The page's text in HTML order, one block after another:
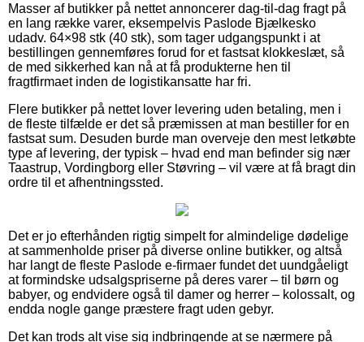
Masser af butikker på nettet annoncerer dag-til-dag fragt på
en lang række varer, eksempelvis Paslode Bjælkesko
udadv. 64×98 stk (40 stk), som tager udgangspunkt i at
bestillingen gennemføres forud for et fastsat klokkeslæt, så
de med sikkerhed kan nå at få produkterne hen til
fragtfirmaet inden de logistikansatte har fri.
Flere butikker på nettet lover levering uden betaling, men i
de fleste tilfælde er det så præmissen at man bestiller for en
fastsat sum. Desuden burde man overveje den mest letkøbte
type af levering, der typisk – hvad end man befinder sig nær
Taastrup, Vordingborg eller Støvring – vil være at få bragt din
ordre til et afhentningssted.
Det er jo efterhånden rigtig simpelt for almindelige dødelige
at sammenholde priser på diverse online butikker, og altså
har langt de fleste Paslode e-firmaer fundet det uundgåeligt
at formindske udsalgspriserne på deres varer – til børn og
babyer, og endvidere også til damer og herrer – kolossalt, og
endda nogle gange præstere fragt uden gebyr.
Det kan trods alt vise sig indbringende at se nærmere på